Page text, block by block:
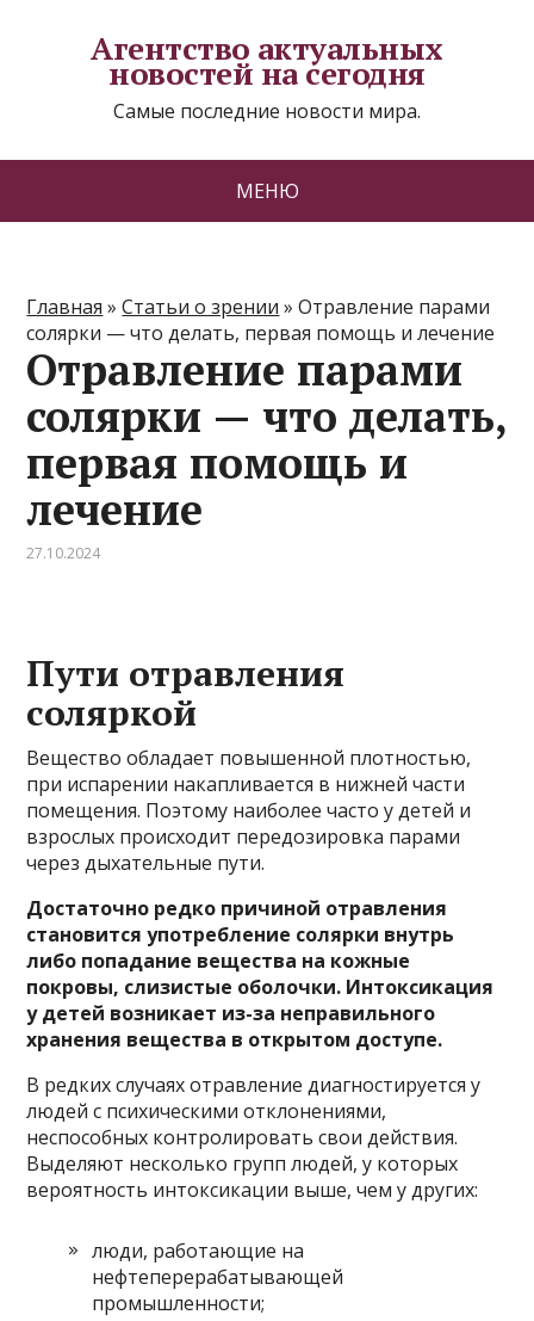
Агентство актуальных
новостей на сегодня
Самые последние новости мира.
МЕНЮ
Главная »Статьи о зрении »Отравление парами
солярки — что делать, первая помощь и лечение
Отравление парами
солярки — что делать,
первая помощь и
лечение
27.10.2024
Пути отравления
соляркой
Вещество обладает повышенной плотностью,
при испарении накапливается в нижней части
помещения. Поэтому наиболее часто у детей и
взрослых происходит передозировка парами
через дыхательные пути.
Достаточно редко причиной отравления
становится употребление солярки внутрь
либо попадание вещества на кожные
покровы, слизистые оболочки. Интоксикация
у детей возникает из-за неправильного
хранения вещества в открытом доступе.
В редких случаях отравление диагностируется у
людей с психическими отклонениями,
неспособных контролировать свои действия.
Выделяют несколько групп людей, у которых
вероятность интоксикации выше, чем у других:
люди, работающие на
нефтеперерабатывающей
промышленности;